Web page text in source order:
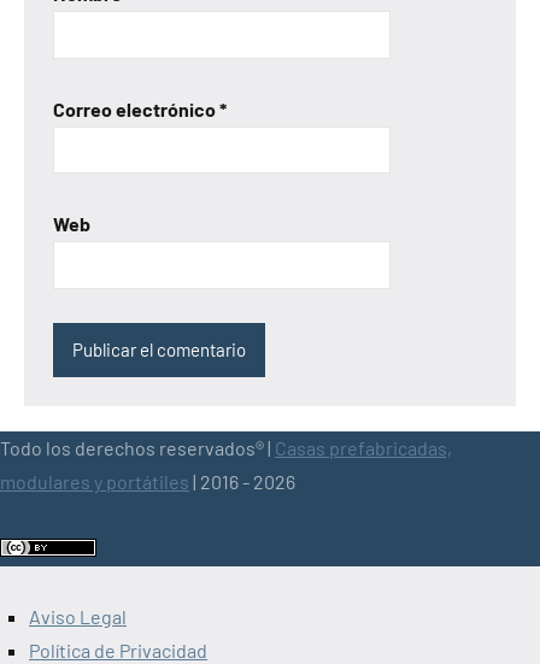
Correo electrónico*
Web
Todo los derechos reservados® | Casas prefabricadas,
modulares y portátiles | 2016 - 2026
Aviso Legal
Política de Privacidad